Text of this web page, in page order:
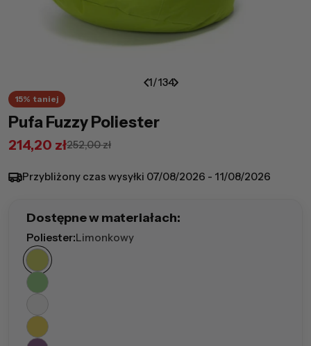
1/134
15% taniej
Pufa Fuzzy Poliester
Cena
214,20 zł
Cena
252,00 zł
Przybliżony czas wysyłki 07/08/2026 - 11/08/2026
Dostępne w materiałach:
Poliester:Limonkowy